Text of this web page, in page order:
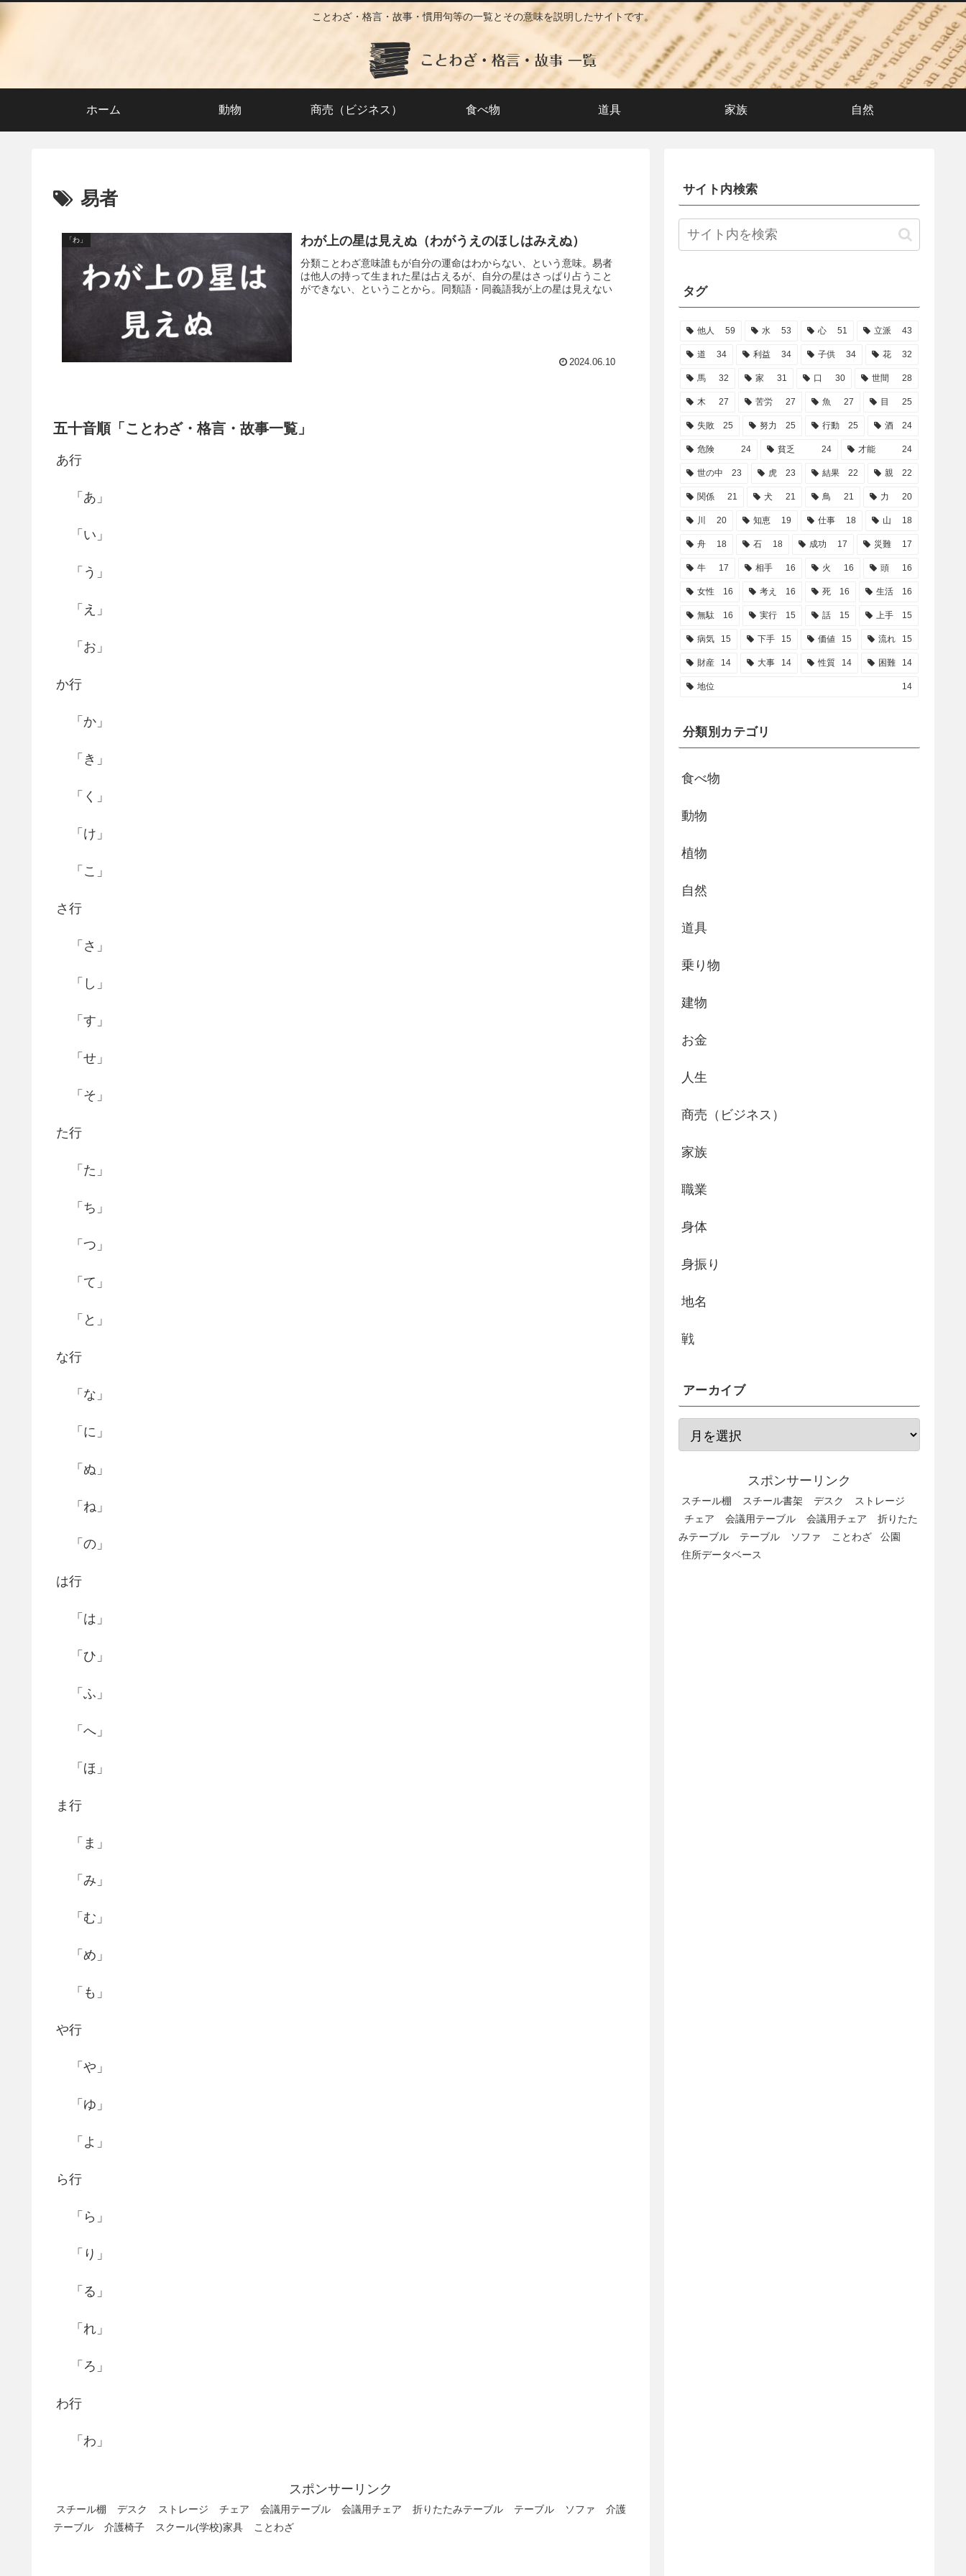
ことわざ・格言・故事・慣用句等の一覧とその意味を説明したサイトです。
ホーム 動物 商売（ビジネス） 食べ物 道具 家族 自然
易者
「わ」 わが上の星は見えぬ（わがうえのほしはみえぬ）
分類ことわざ意味誰もが自分の運命はわからない、という意味。易者
は他人の持って生まれた星は占えるが、自分の星はさっぱり占うこと
ができない、ということから。同類語・同義語我が上の星は見えない
2024.06.10
五十音順「ことわざ・格言・故事一覧」
あ行
「あ」
「い」
「う」
「え」
「お」
か行
「か」
「き」
「く」
「け」
「こ」
さ行
「さ」
「し」
「す」
「せ」
「そ」
た行
「た」
「ち」
「つ」
「て」
「と」
な行
「な」
「に」
「ぬ」
「ね」
「の」
は行
「は」
「ひ」
「ふ」
「へ」
「ほ」
ま行
「ま」
「み」
「む」
「め」
「も」
や行
「や」
「ゆ」
「よ」
ら行
「ら」
「り」
「る」
「れ」
「ろ」
わ行
「わ」
スポンサーリンク
スチール棚 デスク ストレージ チェア 会議用テーブル 会議用チェア 折りたたみテーブル テーブル ソファ
介護
テーブル
介護椅子 スクール(学校)家具 ことわざ
サイト内検索
タグ
他人 59 水 53 心 51 立派 43
道 34 利益 34 子供 34 花 32
馬 32 家 31 口 30 世間 28
木 27 苦労 27 魚 27 目 25
失敗 25 努力 25 行動 25 酒 24
危険 24 貧乏 24 才能 24
世の中 23 虎 23 結果 22 親 22
関係 21 犬 21 鳥 21 力 20
川 20 知恵 19 仕事 18 山 18
舟 18 石 18 成功 17 災難 17
牛 17 相手 16 火 16 頭 16
女性 16 考え 16 死 16 生活 16
無駄 16 実行 15 話 15 上手 15
病気 15 下手 15 価値 15 流れ 15
財産 14 大事 14 性質 14 困難 14
地位 14
分類別カテゴリ
食べ物
動物
植物
自然
道具
乗り物
建物
お金
人生
商売（ビジネス）
家族
職業
身体
身振り
地名
戦
アーカイブ
スポンサーリンク
スチール棚 スチール書架 デスク
ストレージ
チェア
会議用テーブル 会議用チェア
折りたた
みテーブル
テーブル ソファ ことわざ
公園
住所データベース